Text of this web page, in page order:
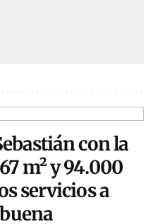
con la
m² y 94.000
servicios a